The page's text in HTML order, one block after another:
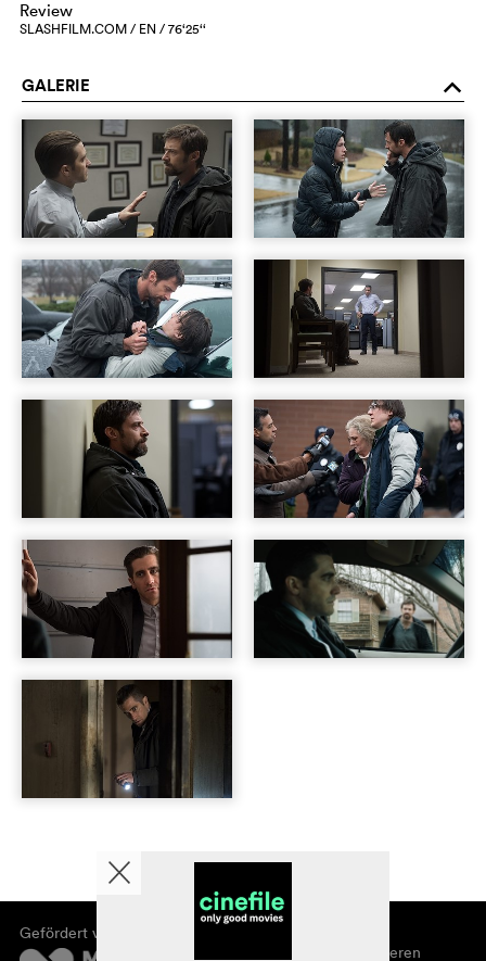
Review
SLASHFILM.COM / EN / 76‘25‘‘
GALERIE o
Gefördert von
Registrieren/abonnieren